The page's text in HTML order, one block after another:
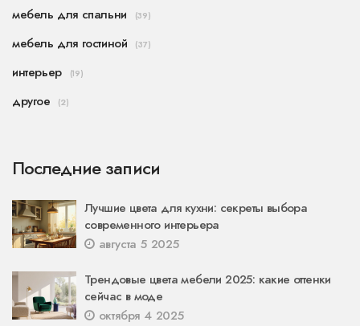
мебель для спальни (39)
мебель для гостиной (37)
интерьер (19)
другое (2)
Последние записи
Лучшие цвета для кухни: секреты выбора
современного интерьера
августа 5 2025
Трендовые цвета мебели 2025: какие оттенки
сейчас в моде
октября 4 2025